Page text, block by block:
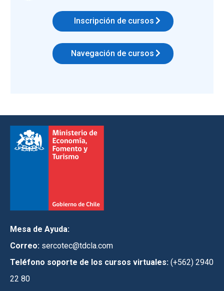
Inscripción de cursos
Navegación de cursos
Mesa de Ayuda:
Correo: sercotec@tdcla.com
Teléfono soporte de los cursos virtuales: (+562) 2940
22 80